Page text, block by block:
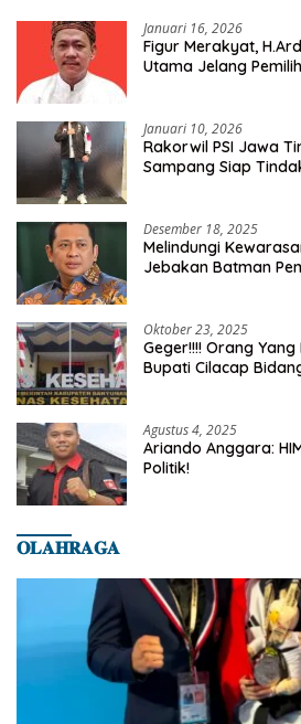
Januari 16, 2026
Figur Merakyat,
Utama Jelang
Januari 10, 2026
Rakorwil PSI Jawa
Sampang Siap
Desember 18, 2025
Melindungi
Jebakan Batman
Oktober 23, 2025
Geger!!!! Orang
Bupati Cilacap
Agustus 4, 2025
Ariando Anggara:
Politik!
𝐎𝐋𝐀𝐇𝐑𝐀𝐆𝐀